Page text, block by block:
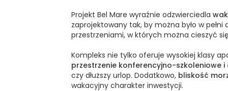
Projekt Bel Mare wyraźnie odzwierciedla
zaprojektowany tak, by można było w
przestrzeniami, w których można cieszyć
Kompleks nie tylko oferuje wysokiej klasy
przestrzenie konferencyjno-szkoleniowe
czy dłuższy urlop. Dodatkowo, bliskość
wakacyjny charakter inwestycji.